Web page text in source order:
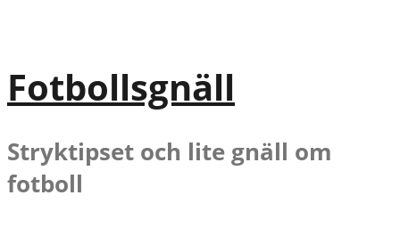
Fotbollsgnäll
Stryktipset och lite gnäll om
fotboll